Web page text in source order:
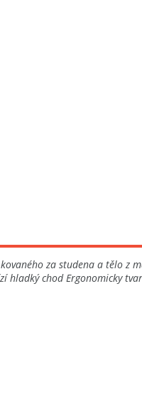
za studena a tělo z
hladký chod Ergonomicky